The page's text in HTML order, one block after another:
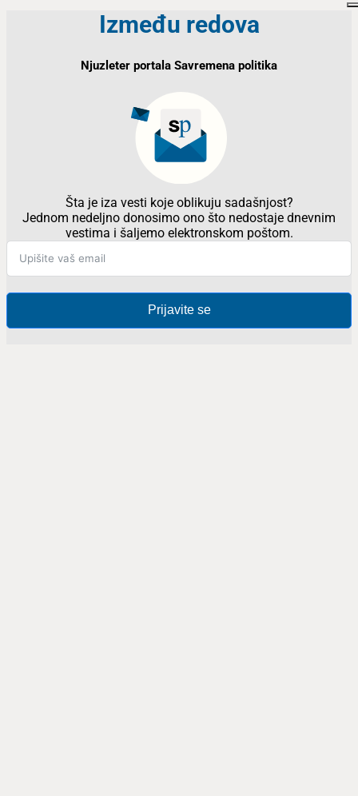
Između redova
Njuzleter portala Savremena politika
Šta je iza vesti koje oblikuju sadašnjost?
Jednom nedeljno donosimo ono što nedostaje dnevnim
vestima i šaljemo elektronskom poštom.
Prijavite se